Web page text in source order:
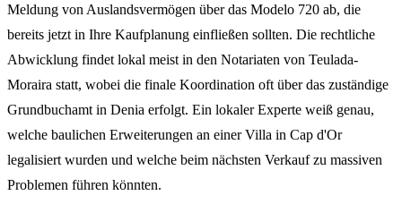
Meldung von Auslandsvermögen über das Modelo 720 ab, die
bereits jetzt in Ihre Kaufplanung einfließen sollten. Die rechtliche
Abwicklung findet lokal meist in den Notariaten von Teulada-
Moraira statt, wobei die finale Koordination oft über das zuständige
Grundbuchamt in Denia erfolgt. Ein lokaler Experte weiß genau,
welche baulichen Erweiterungen an einer Villa in Cap d'Or
legalisiert wurden und welche beim nächsten Verkauf zu massiven
Problemen führen könnten.